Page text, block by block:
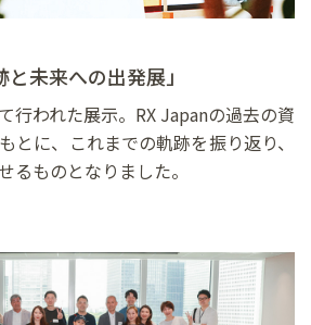
未来への出発展」
行われた展示。RX Japanの過去の資
とに、これまでの軌跡を振り返り、
るものとなりました。